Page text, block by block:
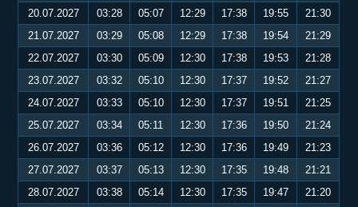
20.07.2027
03:28 05:07 12:29 17:38 19:55
21:30
21.07.2027
03:29 05:08 12:29 17:38 19:54
21:29
22.07.2027
03:30 05:09 12:30 17:38 19:53
21:28
23.07.2027
03:32 05:10 12:30 17:37 19:52
21:27
24.07.2027
03:33 05:10 12:30 17:37 19:51
21:25
25.07.2027
03:34 05:11 12:30 17:36 19:50
21:24
26.07.2027
03:36 05:12 12:30 17:36 19:49
21:23
27.07.2027
03:37 05:13 12:30 17:35 19:48
21:21
28.07.2027
03:38 05:14 12:30 17:35 19:47
21:20